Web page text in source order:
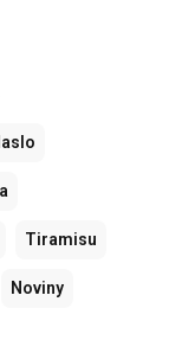
Tiramisu
Noviny